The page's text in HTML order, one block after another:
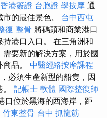
香港簽證 台胞證 學按摩 通
的最佳景色。 台中西屯
復 整骨 將碼頭和商業港口
港口入口。 在三角洲和
要新的解決方案，用於國
品。 中醫經絡按摩課程
必須生產新型的船隻，因
記帳士 軟體 國際整復師
口位於黑海的西海岸，距
竹東整骨 台中 抓龍筋